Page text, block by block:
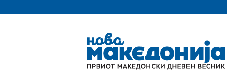
Македонија